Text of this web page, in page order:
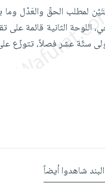
لمطلب الحقّ والعَدْل
اللوحة الثانية قائمة على
ستّة عشر فصلاً، تتوزّع
شاهدوا أيضاً